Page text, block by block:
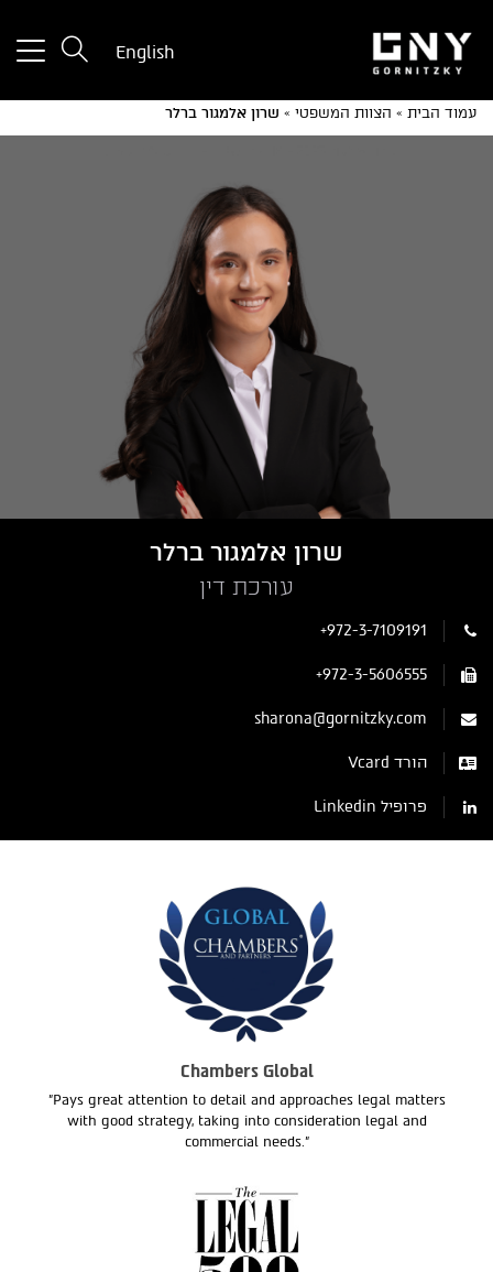
English
עמוד הבית » הצוות המשפטי » שרון אלמגור ברלר
שרון אלמגור ברלר
עורכת דין
+972-3-7109191
+972-3-5606555
sharona@gornitzky.com
הורד Vcard
פרופיל Linkedin
Chambers Global
"Pays great attention to detail and approaches legal matters
with good strategy, taking into consideration legal and
commercial needs."